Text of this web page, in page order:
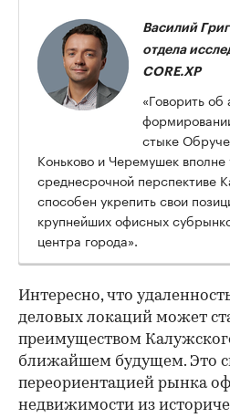
Василий
отдела
CORE.XP
«Говорить об
стыке
Коньково и Черемушек
среднесрочной перспективе
способен укрепить свои
крупнейших офисных
центра города».
Интересно, что
деловых локаций может
преимуществом
ближайшем будущем. Это
переориентацией рынка
недвижимости из